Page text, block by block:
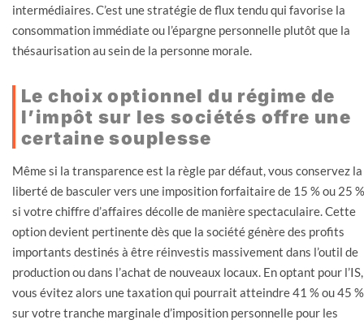
intermédiaires. C’est une stratégie de flux tendu qui favorise la
consommation immédiate ou l’épargne personnelle plutôt que la
thésaurisation au sein de la personne morale.
Le choix optionnel du régime de
l’impôt sur les sociétés offre une
certaine souplesse
Même si la transparence est la règle par défaut, vous conservez la
liberté de basculer vers une imposition forfaitaire de 15 % ou 25 %
si votre chiffre d’affaires décolle de manière spectaculaire. Cette
option devient pertinente dès que la société génère des profits
importants destinés à être réinvestis massivement dans l’outil de
production ou dans l’achat de nouveaux locaux. En optant pour l’IS,
vous évitez alors une taxation qui pourrait atteindre 41 % ou 45 %
sur votre tranche marginale d’imposition personnelle pour les